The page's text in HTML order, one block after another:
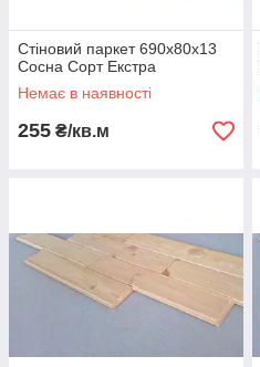
Стіновий паркет 690х80х13
Сосна Сорт Екстра
Немає в наявності
255 ₴/кв.м